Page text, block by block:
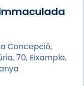
is at Catedral
Concepció,
70, Eixample,